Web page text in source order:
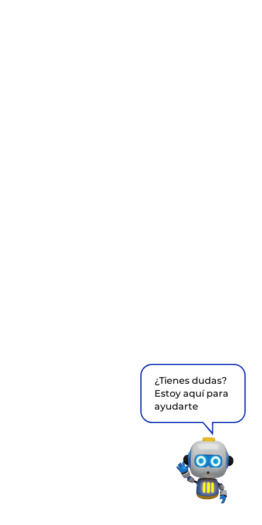
¿Tienes dudas?
Estoy aquí para
ayudarte